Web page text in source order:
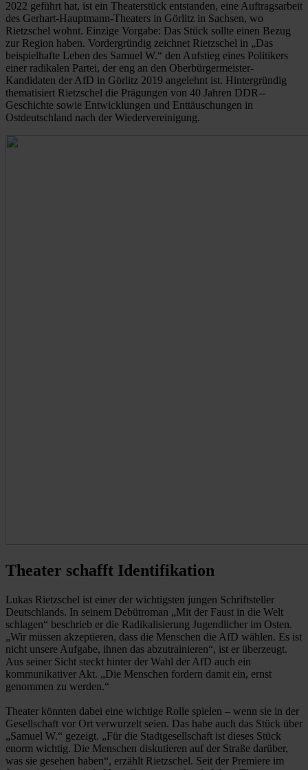
2022 geführt hat, ist ein Theaterstück entstanden, eine Auftragsarbeit
des Gerhart-Hauptmann-Theaters in Görlitz in Sachsen, wo
Rietzschel wohnt. Einzige Vorgabe: Das Stück sollte einen Bezug
zur Region haben. Vordergründig zeichnet Rietzschel in „Das
beispielhafte Leben des Samuel W.“ den Aufstieg eines Politikers
einer radikalen Partei, der eng an den Oberbürgermeister-
Kandidaten der AfD in Görlitz 2019 angelehnt ist. Hintergründig
thematisiert Rietzschel die Prägungen von 40 Jahren DDR-­
Geschichte sowie Entwicklungen und Enttäuschungen in
Ostdeutschland nach der Wiedervereinigung.
Theater schafft Identifikation
Lukas Rietzschel ist einer der wichtigsten jungen Schriftsteller
Deutschlands. In seinem Debütroman „Mit der Faust in die Welt
schlagen“ beschrieb er die Radikalisierung Jugendlicher im Osten.
„Wir müssen akzeptieren, dass die Menschen die AfD wählen. Es ist
nicht unsere Aufgabe, ihnen das abzutrainieren“, ist er überzeugt.
Aus seiner Sicht steckt hinter der Wahl der AfD auch ein
kommunikativer Akt. „Die Menschen fordern damit ein, ernst
genommen zu werden.“
Theater könnten dabei eine wichtige Rolle spielen – wenn sie in der
Gesellschaft vor Ort verwurzelt seien. Das habe auch das Stück über
„Samuel W.“ gezeigt. „Für die Stadtgesellschaft ist dieses Stück
enorm wichtig. Die Menschen diskutieren auf der Straße darüber,
was sie gesehen haben“, erzählt Rietzschel. Seit der Premiere im